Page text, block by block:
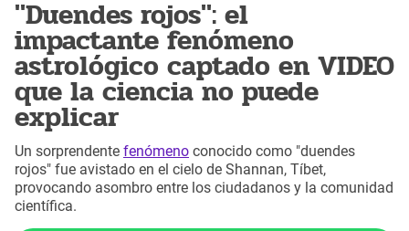
"Duendes rojos": el
impactante fenómeno
astrológico captado en VIDEO
que la ciencia no puede
explicar
Un sorprendente fenómeno conocido como "duendes
rojos" fue avistado en el cielo de Shannan, Tíbet,
provocando asombro entre los ciudadanos y la comunidad
científica.